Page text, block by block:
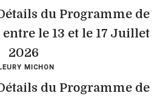
du Programme de
le 13 et le 17 Juillet
2026
MICHON
du Programme de